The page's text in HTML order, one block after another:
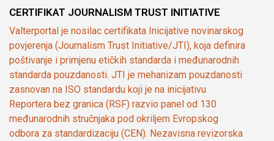
CERTIFIKAT JOURNALISM TRUST INITIATIVE
Valterportal je nosilac certifikata Inicijative novinarskog
povjerenja (Journalism Trust Initiative/JTI), koja definira
poštivanje i primjenu etičkih standarda i međunarodnih
standarda pouzdanosti. JTI je mehanizam pouzdanosti
zasnovan na ISO standardu koji je na inicijativu
Reportera bez granica (RSF) razvio panel od 130
međunarodnih stručnjaka pod okriljem Evropskog
odbora za standardizaciju (CEN). Nezavisna revizorska